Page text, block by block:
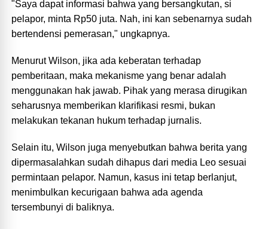
"Saya dapat informasi bahwa yang bersangkutan, si
pelapor, minta Rp50 juta. Nah, ini kan sebenarnya sudah
bertendensi pemerasan," ungkapnya.
Menurut Wilson, jika ada keberatan terhadap
pemberitaan, maka mekanisme yang benar adalah
menggunakan hak jawab. Pihak yang merasa dirugikan
seharusnya memberikan klarifikasi resmi, bukan
melakukan tekanan hukum terhadap jurnalis.
Selain itu, Wilson juga menyebutkan bahwa berita yang
dipermasalahkan sudah dihapus dari media Leo sesuai
permintaan pelapor. Namun, kasus ini tetap berlanjut,
menimbulkan kecurigaan bahwa ada agenda
tersembunyi di baliknya.